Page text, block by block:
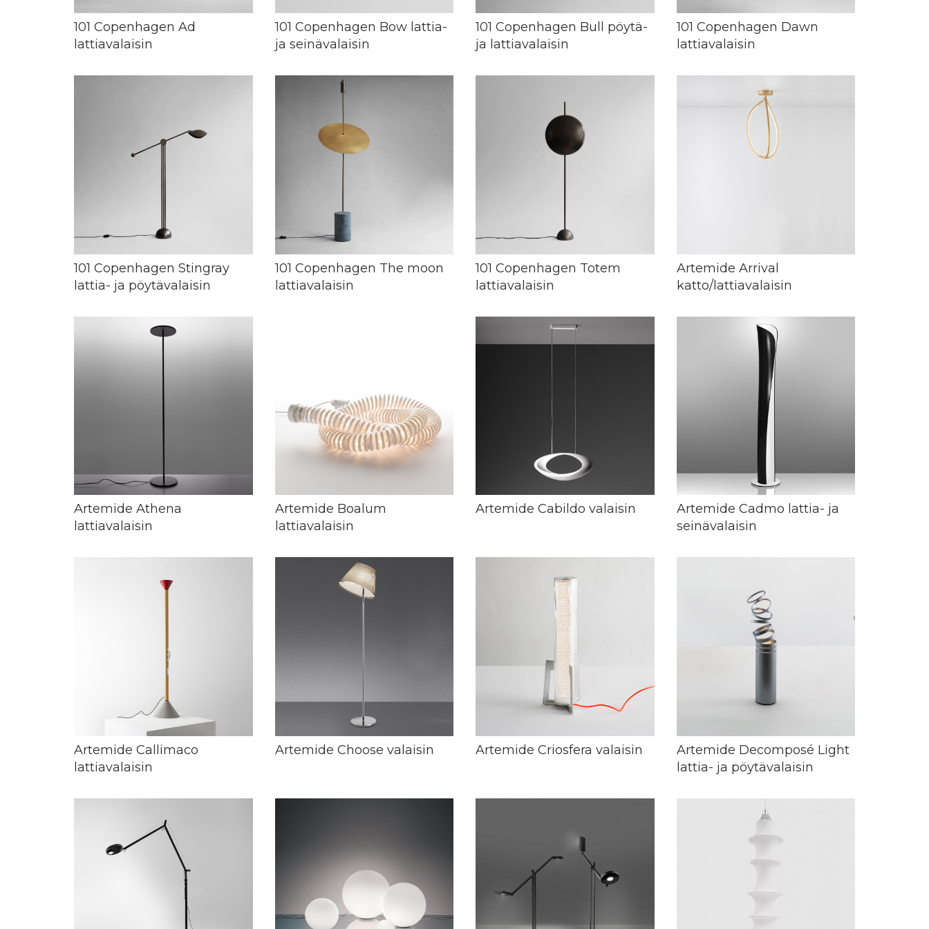
101 Copenhagen Ad
lattiavalaisin
101 Copenhagen Bow lattia-
ja seinävalaisin
101 Copenhagen Bull pöytä-
ja lattiavalaisin
101 Copenhagen Dawn
lattiavalaisin
101 Copenhagen Stingray
lattia- ja pöytävalaisin
101 Copenhagen The moon
lattiavalaisin
101 Copenhagen Totem
lattiavalaisin
Artemide Arrival
katto/lattiavalaisin
Artemide Athena
lattiavalaisin
Artemide Boalum
lattiavalaisin
Artemide Cabildo valaisin
Artemide Cadmo lattia- ja
seinävalaisin
Artemide Callimaco
lattiavalaisin
Artemide Choose valaisin Artemide Criosfera valaisin
Artemide Decomposé Light
lattia- ja pöytävalaisin